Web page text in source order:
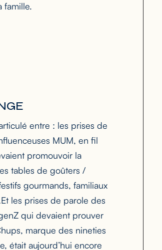
famille.
entre : les prises de
MUM, en fil
promouvoir la
tables de goûters /
gourmands, familiaux
les prises de parole des
qui devaient prouver
marque des nineties
était aujourd’hui encore